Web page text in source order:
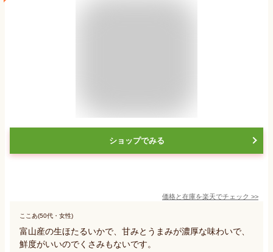
ショップでみる
価格と在庫を楽天でチェック >>
ここあ(50代・女性)
富山産の生ほたるいかで、甘みとうまみが濃厚な味わいで、
鮮度がいいのでくさみもないです。